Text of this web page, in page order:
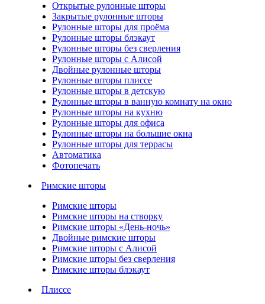
Открытые рулонные шторы
Закрытые рулонные шторы
Рулонные шторы для проёма
Рулонные шторы блэкаут
Рулонные шторы без сверления
Рулонные шторы с Алисой
Двойные рулонные шторы
Рулонные шторы плиссе
Рулонные шторы в детскую
Рулонные шторы в ванную комнату на окно
Рулонные шторы на кухню
Рулонные шторы для офиса
Рулонные шторы на большие окна
Рулонные шторы для террасы
Автоматика
Фотопечать
Римские шторы
Римские шторы
Римские шторы на створку
Римские шторы «День-ночь»
Двойные римские шторы
Римские шторы с Алисой
Римские шторы без сверления
Римские шторы блэкаут
Плиссе